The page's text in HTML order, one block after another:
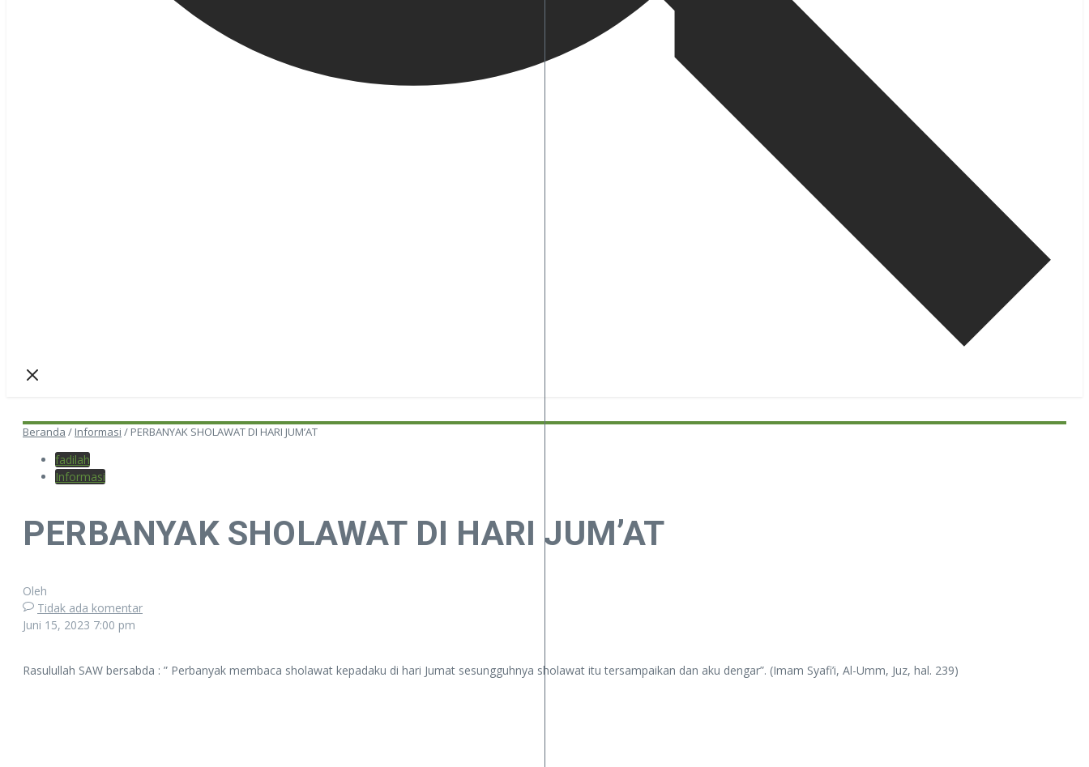
Beranda / Informasi / PERBANYAK SHOLAWAT DI HARI JUM’AT
fadilah
Informasi
PERBANYAK SHOLAWAT DI HARI JUM’AT
Oleh
Tidak ada komentar
Juni 15, 2023 7:00 pm
Rasulullah SAW bersabda : ” Perbanyak membaca sholawat kepadaku di hari Jumat sesungguhnya sholawat itu tersampaikan dan aku dengar”. (Imam Syafi’i, Al-Umm, Juz, hal. 239)